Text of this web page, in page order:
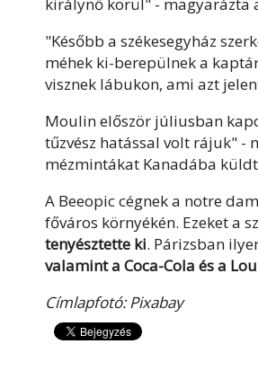
"Később a székesegyház
méhek ki-berepülnek a
visznek lábukon, ami azt
Moulin először júliusban
tűzvész hatással volt rájuk" -
mézmintákat Kanadába
A Beeopic cégnek a notre
főváros környékén. Ezeket a
tenyésztette ki. Párizsban
valamint a Coca-Cola és a
Címlapfotó: Pixabay